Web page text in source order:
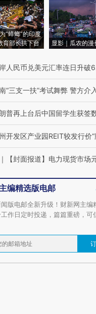
“蟑螂”的印度
育部长拱下台
显影｜瓜农的漫
人民币兑美元汇率连日升破
“三支一扶”考试舞弊 警方介
普再上台后中国留学生获签
开发区产业园REIT较发行价“
｜ 【封面报道】电力现货市场
编精选版电邮
版电邮全新升级！财新网主编
作日定时投递，篇篇重磅，可